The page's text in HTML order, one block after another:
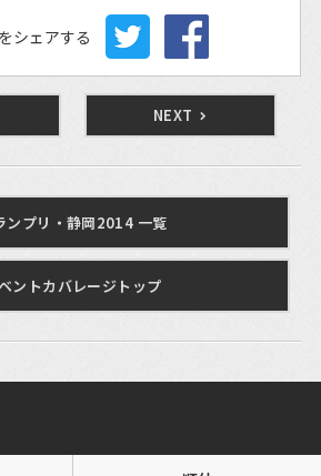
シェアする
NEXT
ンプリ・静岡2014 一覧
ントカバレージトップ